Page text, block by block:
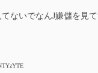
ないでなんJ嫌儲を見